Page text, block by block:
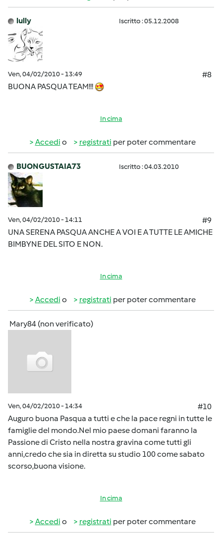
lully Iscritto : 05.12.2008
Ven, 04/02/2010 - 13:49
#8
BUONA PASQUA TEAM!!!
In cima
Accedi o registrati per poter commentare
BUONGUSTAIA73 Iscritto : 04.03.2010
Ven, 04/02/2010 - 14:11
#9
UNA SERENA PASQUA ANCHE A VOI E A TUTTE LE AMICHE
BIMBYNE DEL SITO E NON.
In cima
Accedi o registrati per poter commentare
Mary84 (non verificato)
Ven, 04/02/2010 - 14:34
#10
Auguro buona Pasqua a tutti e che la pace regni in tutte le
famiglie del mondo.Nel mio paese domani faranno la
Passione di Cristo nella nostra gravina come tutti gli
anni,credo che sia in diretta su studio 100 come sabato
scorso,buona visione.
In cima
Accedi o registrati per poter commentare